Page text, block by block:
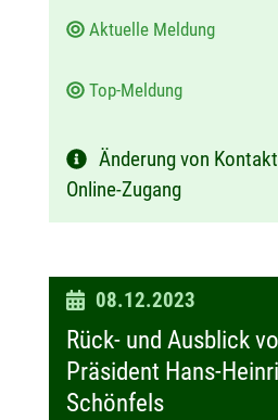
Aktuelle Meldung
Top-Meldung
Änderung von
Online-Zugang
D
a
t
u
08.12.2023
Rück- und Ausblick
Präsident Hans-
Schönfels